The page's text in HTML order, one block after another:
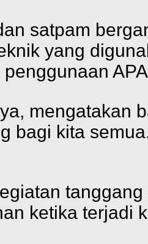
satpam
yang
mengatakan
bagi kita
ketika terjadi